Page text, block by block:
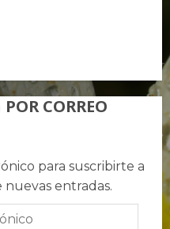
CORREO
para suscribirte a
nuevas entradas.